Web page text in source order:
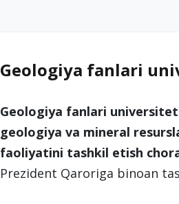
Geologiya fanlari
Geologiya fanlari
geologiya va mineral
faoliyatini tashkil etish
Prezident Qaroriga binoan